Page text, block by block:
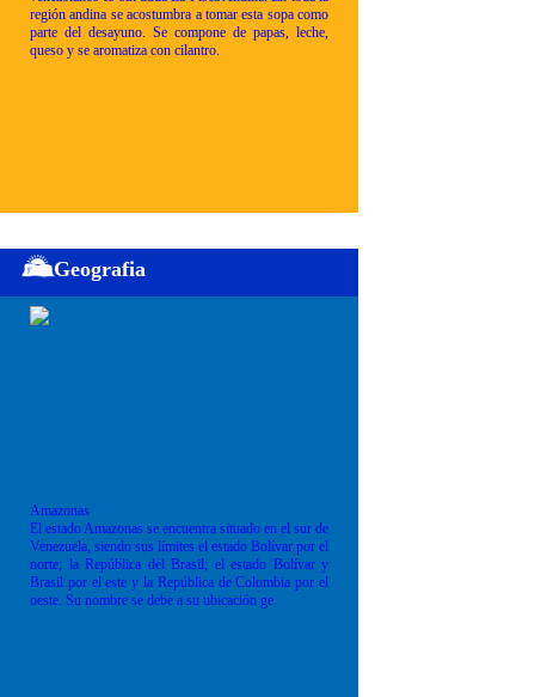
región andina se acostumbra a tomar esta sopa como
parte del desayuno. Se compone de papas, leche,
queso y se aromatiza con cilantro.
Geografia
Amazonas
El estado Amazonas se encuentra situado en el sur de
Venezuela, siendo sus límites el estado Bolívar por el
norte; la República del Brasil; el estado Bolívar y
Brasil por el este y la República de Colombia por el
oeste. Su nombre se debe a su ubicación ge